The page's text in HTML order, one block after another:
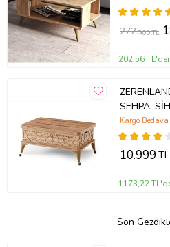
2725,00 TL
202,56
SEHPA,
SEHPA,
Kargo Bedava
10.999TL
1173,22
Son